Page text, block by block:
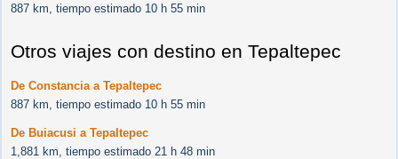
887 km, tiempo estimado 10 h 55 min
Otros viajes con destino en Tepaltepec
De Constancia a Tepaltepec
887 km, tiempo estimado 10 h 55 min
De Buiacusi a Tepaltepec
1,881 km, tiempo estimado 21 h 48 min